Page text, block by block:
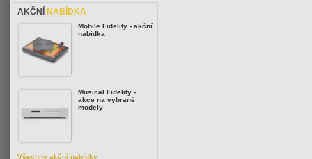
AKČNÍ NABÍDKA
Mobile Fidelity - akční
nabídka
Musical Fidelity -
akce na vybrané
modely
Všechny akční nabídky